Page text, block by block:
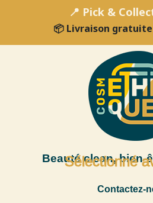
📍 Pick &
📦 Livraison gratuite
Beauté clean, bien-
Sélectionné
Contactez-